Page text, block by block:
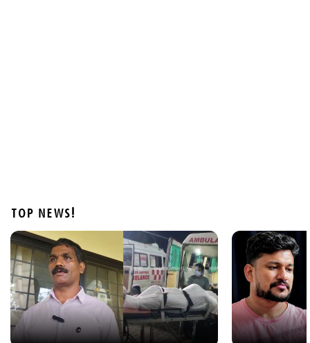
Kuttapathram
രക്ഷാപ്രവര്‍ത്തനത്തിന് പിഴ; ഉദ്യോഗസ്ഥര്‍ക്ക്
സസ്പെന്‍ഷന്‍; നടപടിക്കെതിരെ പ്രതിഷേധം
2 hours ago
TOP NEWS!